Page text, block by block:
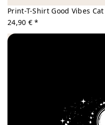
Print-T-Shirt Good Vibes
24,90 € *